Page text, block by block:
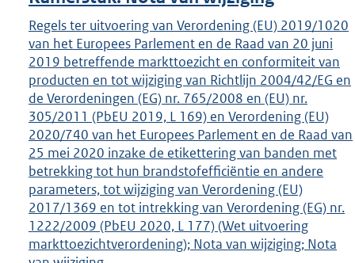
Regels ter uitvoering van Verordening (EU) 2019/1020
van het Europees Parlement en de Raad van 20 juni
2019 betreffende markttoezicht en conformiteit van
producten en tot wijziging van Richtlijn 2004/42/EG en
de Verordeningen (EG) nr. 765/2008 en (EU) nr.
305/2011 (PbEU 2019, L 169) en Verordening (EU)
2020/740 van het Europees Parlement en de Raad van
25 mei 2020 inzake de etikettering van banden met
betrekking tot hun brandstofefficiëntie en andere
parameters, tot wijziging van Verordening (EU)
2017/1369 en tot intrekking van Verordening (EG) nr.
1222/2009 (PbEU 2020, L 177) (Wet uitvoering
markttoezichtverordening); Nota van wijziging; Nota